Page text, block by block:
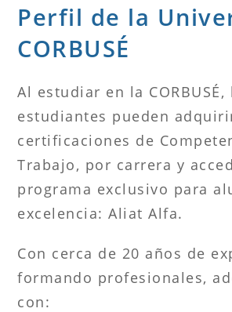
Perfil de la
CORBUSÉ
Al estudiar en la CORBUSÉ,
estudiantes pueden
certificaciones de
Trabajo, por carrera y
programa exclusivo para
excelencia: Aliat Alfa.
Con cerca de 20 años de
formando profesionales,
con: